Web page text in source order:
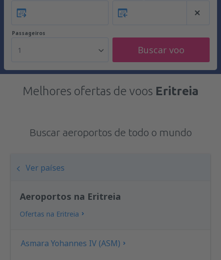
Passageiros
1 Buscar voo
Melhores ofertas de voos Eritreia
Buscar aeroportos de todo o mundo
Ver países
Aeroportos na Eritreia
Ofertas na Eritreia
Asmara Yohannes IV (ASM)